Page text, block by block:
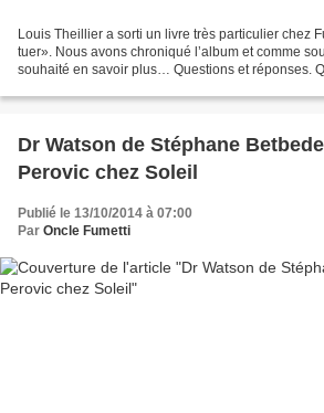
Louis Theillier a sorti un livre très particulier chez
tuer». Nous avons chroniqué l’album et comme
souhaité en savoir plus… Questions et réponses.
Dr Watson de Stéphane Betbeder et
Perovic chez Soleil
Publié le 13/10/2014 à 07:00
Par Oncle Fumetti